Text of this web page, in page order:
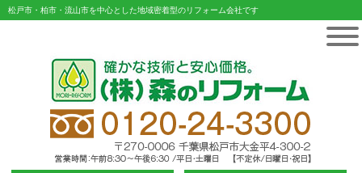
松戸市・柏市・流山市を中心とした地域密着型のリフォーム会社です